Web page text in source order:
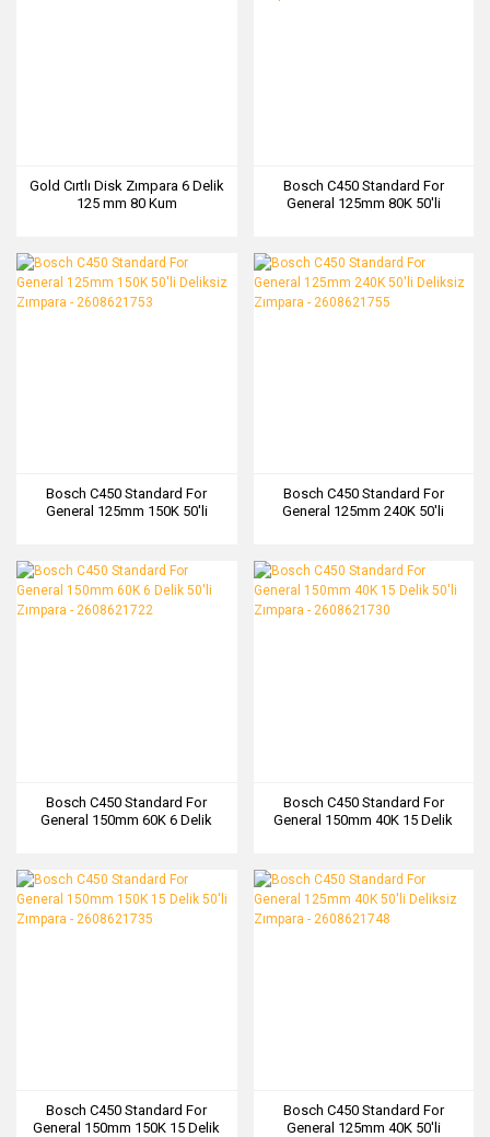
Gold Cırtlı Disk Zımpara 6 Delik
125 mm 80 Kum
Bosch C450 Standard For
General 125mm 80K 50'li
Bosch C450 Standard For
General 125mm 150K 50'li
Bosch C450 Standard For
General 125mm 240K 50'li
Bosch C450 Standard For
General 150mm 60K 6 Delik
Bosch C450 Standard For
General 150mm 40K 15 Delik
Bosch C450 Standard For
General 150mm 150K 15 Delik
Bosch C450 Standard For
General 125mm 40K 50'li